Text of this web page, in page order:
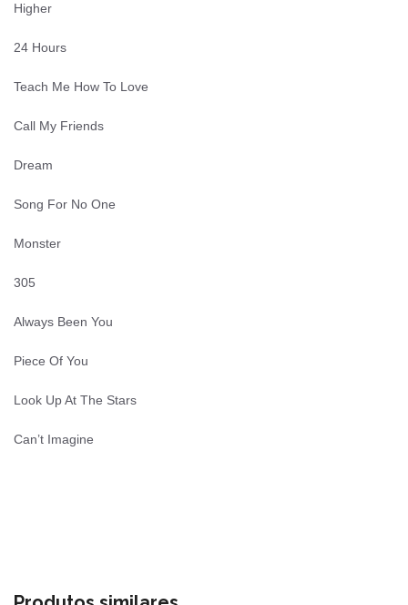
Higher
24 Hours
Teach Me How To Love
Call My Friends
Dream
Song For No One
Monster
305
Always Been You
Piece Of You
Look Up At The Stars
Can’t Imagine